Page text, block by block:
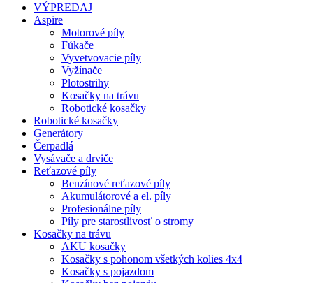
VÝPREDAJ
Aspire
Motorové píly
Fúkače
Vyvetvovacie píly
Vyžínače
Plotostrihy
Kosačky na trávu
Robotické kosačky
Robotické kosačky
Generátory
Čerpadlá
Vysávače a drviče
Reťazové píly
Benzínové reťazové píly
Akumulátorové a el. píly
Profesionálne píly
Píly pre starostlivosť o stromy
Kosačky na trávu
AKU kosačky
Kosačky s pohonom všetkých kolies 4x4
Kosačky s pojazdom